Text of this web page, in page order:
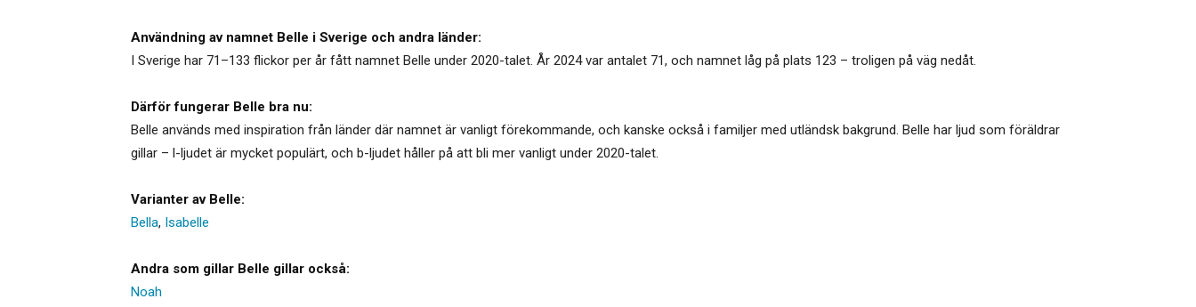
Användning av namnet Belle i Sverige och andra länder:
I Sverige har 71–133 flickor per år fått namnet Belle under 2020-talet. År 2024 var antalet 71, och namnet låg på plats 123 – troligen på väg nedåt.
Därför fungerar Belle bra nu:
Belle används med inspiration från länder där namnet är vanligt förekommande, och kanske också i familjer med utländsk bakgrund. Belle har ljud som föräldrar
gillar – l-ljudet är mycket populärt, och b-ljudet håller på att bli mer vanligt under 2020-talet.
Varianter av Belle:
Bella, Isabelle
Andra som gillar Belle gillar också:
Noah